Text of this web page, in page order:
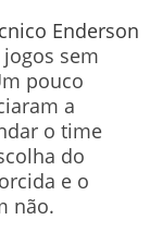
Enderson
sem
pouco
a
o time
do
e o
não.